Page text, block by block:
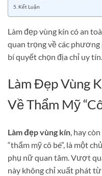
Kết Luận
Làm đẹp vùng kín có an
quan trọng về các phương
bí quyết chọn địa chỉ uy tín.
Làm Đẹp Vùng
Về Thẩm Mỹ
Làm đẹp vùng kín, hay
“thẩm mỹ cô bé”, là một
phụ nữ quan tâm. Vượt
này không chỉ xuất phát